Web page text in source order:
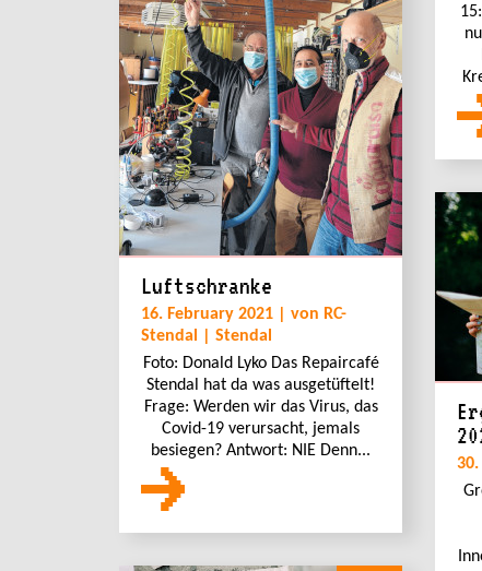
Luftschranke
16. February 2021 | von RC-
Stendal | Stendal
Foto: Donald Lyko Das Repaircafé
Stendal hat da was ausgetüftelt!
Frage: Werden wir das Virus, das
Covid-19 verursacht, jemals
besiegen? Antwort: NIE Denn...